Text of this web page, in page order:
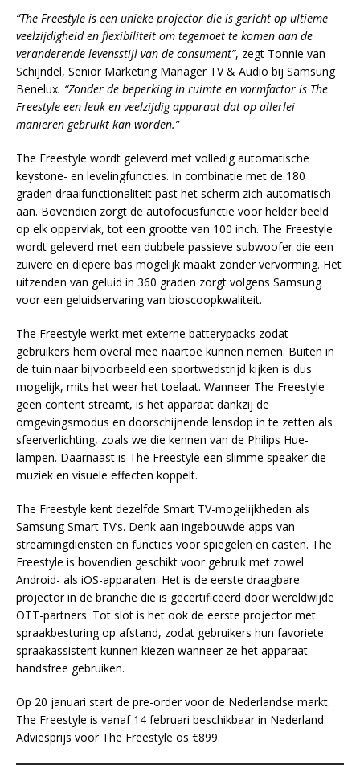
“The Freestyle is een unieke projector die is gericht op ultieme
veelzijdigheid en flexibiliteit om tegemoet te komen aan de
veranderende levensstijl van de consument”, zegt Tonnie van
Schijndel, Senior Marketing Manager TV & Audio bij Samsung
Benelux. “Zonder de beperking in ruimte en vormfactor is The
Freestyle een leuk en veelzijdig apparaat dat op allerlei
manieren gebruikt kan worden.”
The Freestyle wordt geleverd met volledig automatische
keystone- en levelingfuncties. In combinatie met de 180
graden draaifunctionaliteit past het scherm zich automatisch
aan. Bovendien zorgt de autofocusfunctie voor helder beeld
op elk oppervlak, tot een grootte van 100 inch. The Freestyle
wordt geleverd met een dubbele passieve subwoofer die een
zuivere en diepere bas mogelijk maakt zonder vervorming. Het
uitzenden van geluid in 360 graden zorgt volgens Samsung
voor een geluidservaring van bioscoopkwaliteit.
The Freestyle werkt met externe batterypacks zodat
gebruikers hem overal mee naartoe kunnen nemen. Buiten in
de tuin naar bijvoorbeeld een sportwedstrijd kijken is dus
mogelijk, mits het weer het toelaat. Wanneer The Freestyle
geen content streamt, is het apparaat dankzij de
omgevingsmodus en doorschijnende lensdop in te zetten als
sfeerverlichting, zoals we die kennen van de Philips Hue-
lampen. Daarnaast is The Freestyle een slimme speaker die
muziek en visuele effecten koppelt.
The Freestyle kent dezelfde Smart TV-mogelijkheden als
Samsung Smart TV’s. Denk aan ingebouwde apps van
streamingdiensten en functies voor spiegelen en casten. The
Freestyle is bovendien geschikt voor gebruik met zowel
Android- als iOS-apparaten. Het is de eerste draagbare
projector in de branche die is gecertificeerd door wereldwijde
OTT-partners. Tot slot is het ook de eerste projector met
spraakbesturing op afstand, zodat gebruikers hun favoriete
spraakassistent kunnen kiezen wanneer ze het apparaat
handsfree gebruiken.
Op 20 januari start de pre-order voor de Nederlandse markt.
The Freestyle is vanaf 14 februari beschikbaar in Nederland.
Adviesprijs voor The Freestyle os €899.